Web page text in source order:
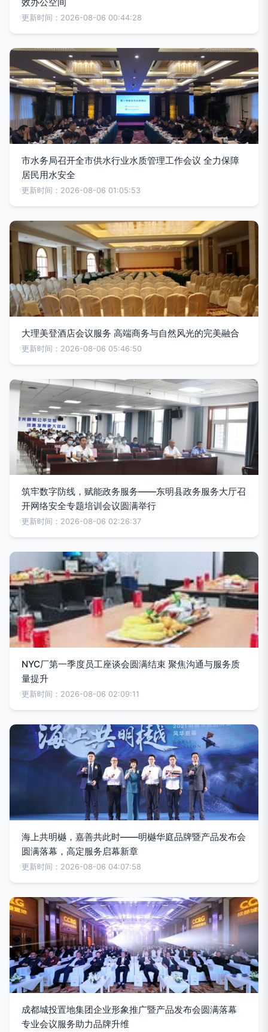
更新时间：2026-08-06 00:44:28
市水务局召开全市供水行业水质管理工作会议 全力保障
居民用水安全
更新时间：2026-08-06 01:05:53
大理美登酒店会议服务 高端商务与自然风光的完美融合
更新时间：2026-08-06 05:46:50
筑牢数字防线，赋能政务服务——东明县政务服务大厅召
开网络安全专题培训会议圆满举行
更新时间：2026-08-06 02:26:37
NYC厂第一季度员工座谈会圆满结束 聚焦沟通与服务质
量提升
更新时间：2026-08-06 02:09:11
海上共明樾，嘉善共此时——明樾华庭品牌暨产品发布会
圆满落幕，高定服务启幕新章
更新时间：2026-08-06 04:07:58
成都城投置地集团企业形象推广暨产品发布会圆满落幕
专业会议服务助力品牌升维